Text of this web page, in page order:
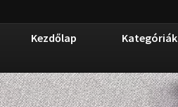
Kezdőlap Kategóriák